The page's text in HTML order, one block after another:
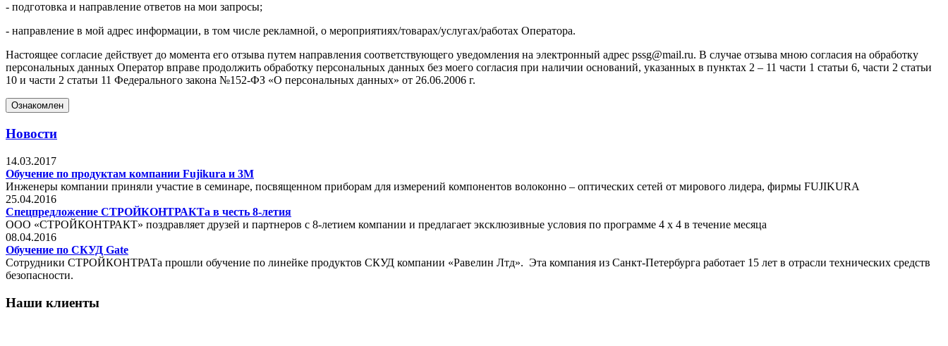
- подготовка и направление ответов на мои запросы;
- направление в мой адрес информации, в том числе рекламной, о мероприятиях/товарах/услугах/работах Оператора.
Настоящее согласие действует до момента его отзыва путем направления соответствующего уведомления на электронный адрес pssg@mail.ru. В случае отзыва мною согласия на обработку
персональных данных Оператор вправе продолжить обработку персональных данных без моего согласия при наличии оснований, указанных в пунктах 2 – 11 части 1 статьи 6, части 2 статьи
10 и части 2 статьи 11 Федерального закона №152-ФЗ «О персональных данных» от 26.06.2006 г.
Ознакомлен
Новости
14.03.2017
Обучение по продуктам компании Fujikura и 3М
Инженеры компании приняли участие в семинаре, посвященном приборам для измерений компонентов волоконно – оптических сетей от мирового лидера, фирмы FUJIKURA
25.04.2016
Спецпредложение СТРОЙКОНТРАКТа в честь 8-летия
ООО «СТРОЙКОНТРАКТ» поздравляет друзей и партнеров с 8-летием компании и предлагает эксклюзивные условия по программе 4 х 4 в течение месяца
08.04.2016
Обучение по СКУД Gate
Сотрудники СТРОЙКОНТРАТа прошли обучение по линейке продуктов СКУД компании «Равелин Лтд». Эта компания из Санкт-Петербурга работает 15 лет в отрасли технических средств
безопасности.
Наши клиенты